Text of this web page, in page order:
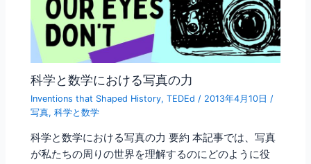
科学と数学における写真の力
Inventions that Shaped History,TEDEd / 2013年4月10日 /
写真,科学と数学
科学と数学における写真の力 要約 本記事では、写真
が私たちの周りの世界を理解するのにどのように役